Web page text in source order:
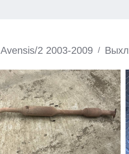
Avensis/2 2003-2009 /